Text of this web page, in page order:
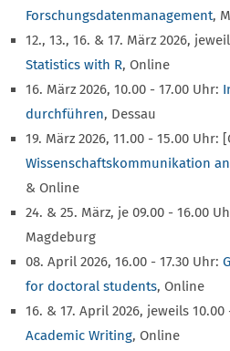
Forschungsdatenmanagement,
12., 13., 16. & 17. März 2026,
Statistics with R, Online
16. März 2026, 10.00 - 17.00 Uhr:
durchführen, Dessau
19. März 2026, 11.00 - 15.00 Uhr:
Wissenschaftskommunikation
& Online
24. & 25. März, je 09.00 - 16.00
Magdeburg
08. April 2026, 16.00 - 17.30 Uhr:
for doctoral students, Online
16. & 17. April 2026, jeweils 10.00
Academic Writing, Online